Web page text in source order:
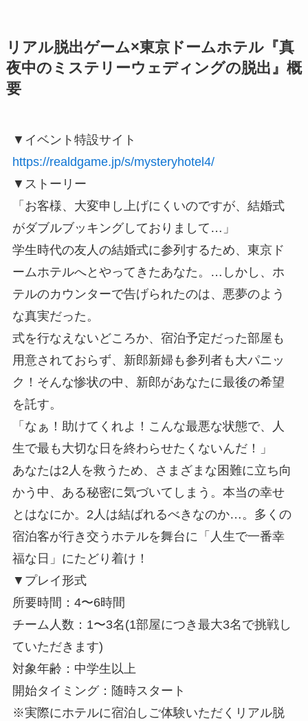
リアル脱出ゲーム×東京ドームホテル『真
夜中のミステリーウェディングの脱出』概
要
▼イベント特設サイト
https://realdgame.jp/s/mysteryhotel4/
▼ストーリー
「お客様、大変申し上げにくいのですが、結婚式
がダブルブッキングしておりまして…」
学生時代の友人の結婚式に参列するため、東京ド
ームホテルへとやってきたあなた。…しかし、ホ
テルのカウンターで告げられたのは、悪夢のよう
な真実だった。
式を行なえないどころか、宿泊予定だった部屋も
用意されておらず、新郎新婦も参列者も大パニッ
ク！そんな惨状の中、新郎があなたに最後の希望
を託す。
「なぁ！助けてくれよ！こんな最悪な状態で、人
生で最も大切な日を終わらせたくないんだ！」
あなたは2人を救うため、さまざまな困難に立ち向
かう中、ある秘密に気づいてしまう。本当の幸せ
とはなにか。2人は結ばれるべきなのか…。多くの
宿泊客が行き交うホテルを舞台に「人生で一番幸
福な日」にたどり着け！
▼プレイ形式
所要時間：4〜6時間
チーム人数：1〜3名(1部屋につき最大3名で挑戦し
ていただきます)
対象年齢：中学生以上
開始タイミング：随時スタート
※実際にホテルに宿泊しご体験いただくリアル脱